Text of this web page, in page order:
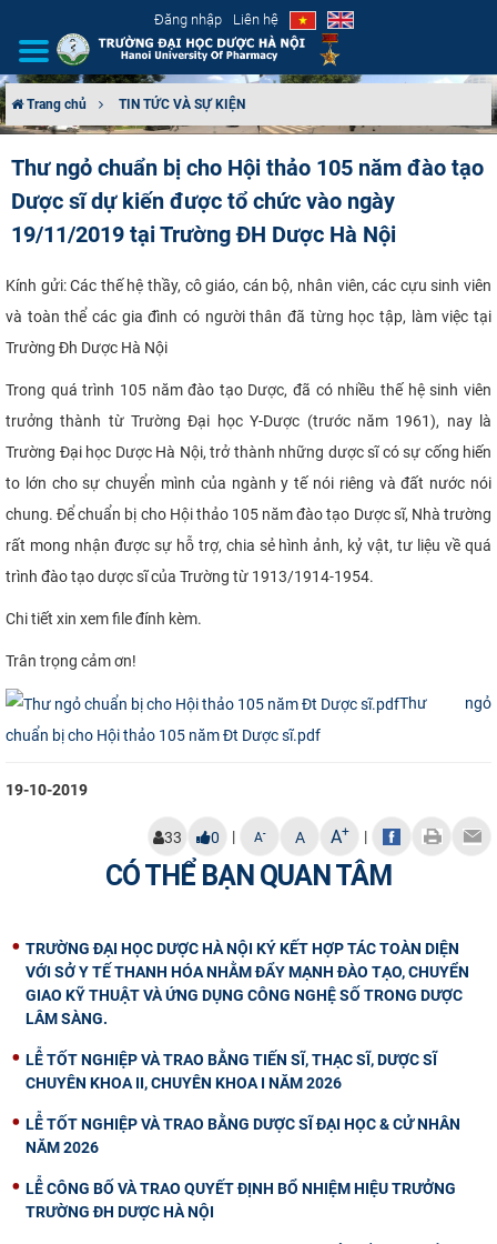
Đăng nhập Liên hệ
CƠ CẤU TỔ CHỨC
ĐÀO TẠO
ĐẢM BẢO CHẤT LƯỢNG
KHOA HỌC CÔNG NGHỆ
HTQT
CỰU NGƯỜI HỌC
Trang chủ TIN TỨC VÀ SỰ KIỆN
Thư ngỏ chuẩn bị cho Hội thảo 105 năm đào tạo
Dược sĩ dự kiến được tổ chức vào ngày
19/11/2019 tại Trường ĐH Dược Hà Nội
Kính gửi: Các thế hệ thầy, cô giáo, cán bộ, nhân viên, các cựu sinh viên
và toàn thể các gia đình có người thân đã từng học tập, làm việc tại
Trường Đh Dược Hà Nội
Trong quá trình 105 năm đào tạo Dược, đã có nhiều thế hệ sinh viên
trưởng thành từ Trường Đại học Y-Dược (trước năm 1961), nay là
Trường Đại học Dược Hà Nội, trở thành những dược sĩ có sự cống hiến
to lớn cho sự chuyển mình của ngành y tế nói riêng và đất nước nói
chung. Để chuẩn bị cho Hội thảo 105 năm đào tạo Dược sĩ, Nhà trường
rất mong nhận được sự hỗ trợ, chia sẻ hình ảnh, kỷ vật, tư liệu về quá
trình đào tạo dược sĩ của Trường từ 1913/1914-1954.
Chi tiết xin xem file đính kèm.
Trân trọng cảm ơn!​
Thư ngỏ
chuẩn bị cho Hội thảo 105 năm Đt Dược sĩ.pdf
19-10-2019
33 0 | A- A A+ |
CÓ THỂ BẠN QUAN TÂM
TRƯỜNG ĐẠI HỌC DƯỢC HÀ NỘI KÝ KẾT HỢP TÁC TOÀN DIỆN
VỚI SỞ Y TẾ THANH HÓA NHẰM ĐẨY MẠNH ĐÀO TẠO, CHUYỂN
GIAO KỸ THUẬT VÀ ỨNG DỤNG CÔNG NGHỆ SỐ TRONG DƯỢC
LÂM SÀNG.
LỄ TỐT NGHIỆP VÀ TRAO BẰNG TIẾN SĨ, THẠC SĨ, DƯỢC SĨ
CHUYÊN KHOA II, CHUYÊN KHOA I NĂM 2026
LỄ TỐT NGHIỆP VÀ TRAO BẰNG DƯỢC SĨ ĐẠI HỌC & CỬ NHÂN
NĂM 2026
LỄ CÔNG BỐ VÀ TRAO QUYẾT ĐỊNH BỔ NHIỆM HIỆU TRƯỞNG
TRƯỜNG ĐH DƯỢC HÀ NỘI